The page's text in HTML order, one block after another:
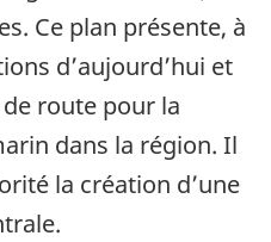
Ce plan présente, à
d’aujourd’hui et
route pour la
dans la région. Il
la création d’une